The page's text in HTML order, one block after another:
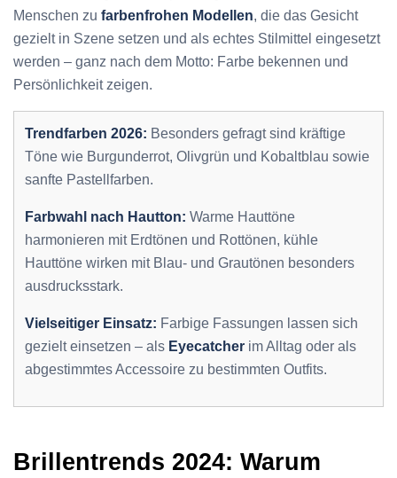
Menschen zu farbenfrohen Modellen, die das Gesicht
gezielt in Szene setzen und als echtes Stilmittel eingesetzt
werden – ganz nach dem Motto: Farbe bekennen und
Persönlichkeit zeigen.
Trendfarben 2026: Besonders gefragt sind kräftige
Töne wie Burgunderrot, Olivgrün und Kobaltblau sowie
sanfte Pastellfarben.
Farbwahl nach Hautton: Warme Hauttöne
harmonieren mit Erdtönen und Rottönen, kühle
Hauttöne wirken mit Blau- und Grautönen besonders
ausdrucksstark.
Vielseitiger Einsatz: Farbige Fassungen lassen sich
gezielt einsetzen – als Eyecatcher im Alltag oder als
abgestimmtes Accessoire zu bestimmten Outfits.
Brillentrends 2024: Warum